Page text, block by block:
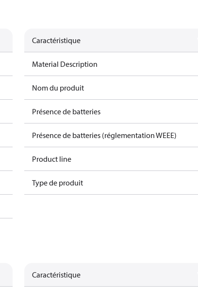
Caractéristique
Material Description
Nom du produit
Présence de batteries
Présence de batteries (réglementation WEEE)
Product line
Type de produit
Caractéristique